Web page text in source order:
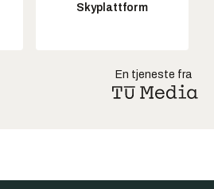
Skyplattform
En tjeneste fra